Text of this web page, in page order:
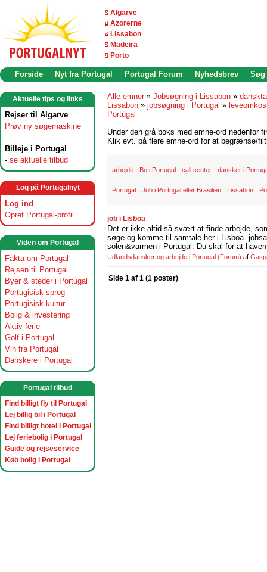
Algarve
Azorerne
Lissabon
Madeira
Porto
Forside Nyt fra Portugal Portugal Forum Nyhedsbrev Søg
Aktuelle tips og links
Rejser til Algarve
Prøv ny søgemaskine
Billeje i Portugal
- se aktuelle tilbud
Log på Portugalnyt
Log ind
Opret Portugal-profil
Viden om Portugal
Fakta om Portugal
Rejsen til Portugal
Byer & steder i Portugal
Portugisisk sprog
Portugisisk kultur
Bolig & investering
Aktiv ferie
Golf i Portugal
Vin fra Portugal
Danskere i Portugal
Portugal tilbud
Find billigt fly til Portugal
Lej billig bil i Portugal
Find billigt hotel i Portugal
Lej feriebolig i Portugal
Guide og rejseservice
Køb bolig i Portugal
Alle emner » Jobsøgning i Lissabon »
Lissabon » jobsøgning i Portugal »
Portugal
Under den grå boks med emne-ord nedenfor
Klik evt. på flere emne-ord for at begrænse/
arbejde Bo i Portugal call center dansker i
Portugal Job i Portugal eller Brasilien Lissabon
job i Lisboa
Det er ikke altid så svært at finde arbejde,
søge og komme til samtale her i Lisboa.
solen&varmen i Portugal. Du skal for at
Udlandsdansker og arbejde i Portugal (Forum) af
Side 1 af 1 (1 poster)